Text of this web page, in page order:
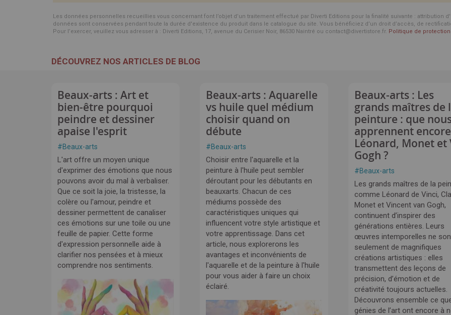
Les données personnelles recueillies vous concernant font l’objet d’un traitement effectué par Diverti Editions pour la finalité suivante : attribution
données sont conservées pendant toute la durée d'existence du produit dans le catalogue du site. Vous bénéficiez d’un droit d’accès, de
Pour l’exercer, veuillez vous adresser à : Diverti Editions, 17, avenue du Cerisier Noir, 86530 Naintré ou contact@divertistore.fr. Politique de
DÉCOUVREZ NOS ARTICLES DE BLOG
Beaux-arts : Art et
bien-être pourquoi
peindre et dessiner
apaise l'esprit
#Beaux-arts
L'art offre un moyen unique
d'exprimer des émotions que nous
pouvons avoir du mal à verbaliser.
Que ce soit la joie, la tristesse, la
colère ou l'amour, peindre et
dessiner permettent de canaliser
ces émotions sur une toile ou une
feuille de papier. Cette forme
d'expression personnelle aide à
clarifier nos pensées et à mieux
comprendre nos sentiments.
Beaux-arts : Aquarelle
vs huile quel médium
choisir quand on
débute
#Beaux-arts
Choisir entre l'aquarelle et la
peinture à l'huile peut sembler
déroutant pour les débutants en
beauxarts. Chacun de ces
médiums possède des
caractéristiques uniques qui
influencent votre style artistique et
votre apprentissage. Dans cet
article, nous explorerons les
avantages et inconvénients de
l'aquarelle et de la peinture à l'huile
pour vous aider à faire un choix
éclairé.
Beaux-arts : Les
grands maîtres de
peinture : que
apprennent encore
Léonard, Monet et
Gogh ?
#Beaux-arts
Les grands maîtres de la
comme Léonard de Vinci,
Monet et Vincent van Gogh,
continuent d’inspirer des
générations entières. Leurs
œuvres intemporelles ne
seulement de magnifiques
créations artistiques : elles
transmettent des leçons de
précision, d’émotion et de
créativité toujours actuelles.
Découvrons ensemble ce
génies de l’art ont encore à